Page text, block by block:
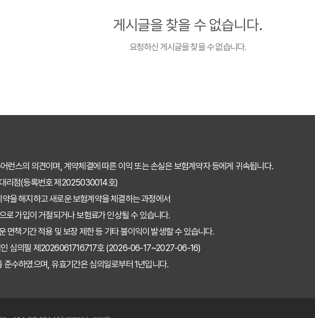
게시글을 찾을 수 없습니다.
요청하신 게시글을 찾을 수 없습니다.
런스의 의견이며, 계약체결에 따른 이익 또는 손실은 보험계약자 등에게 귀속됩니다.
리점(등록번호 제2025030014호)
을 해지하고 새로운 보험계약을 체결하는 과정에서
가입이 거절되거나 보험료가 인상될 수 있습니다.
면책기간 적용 및 보장 제한 등 기타 불이익이 발생할 수 있습니다.
인 심의필 제2026061716717호 (2026-06-17~2027-06-16)
준수하였으며, 유효기간은 심의일로부터 1년입니다.